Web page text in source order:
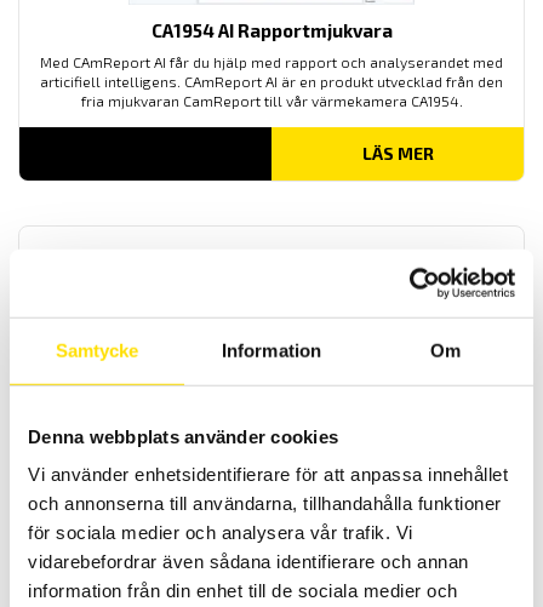
Samtycke Information Om
Denna webbplats använder cookies
Vi använder enhetsidentifierare för att anpassa innehållet
och annonserna till användarna, tillhandahålla funktioner
för sociala medier och analysera vår trafik. Vi
vidarebefordrar även sådana identifierare och annan
information från din enhet till de sociala medier och
CA1954 AI Rapportmjukvara
Med CAmReport AI får du hjälp med rapport och analyserandet med
articifiell intelligens. CAmReport AI är en produkt utvecklad från den
fria mjukvaran CamReport till vår värmekamera CA1954.
LÄS MER
Värmekamera med enkelt handhavande, svensk analysmjukvara
och svenska menyer. Snabb uppstartstid och långt batteritid. IR-
bild, vanlig bild samt bild-i-bild -funktion. Anslut andra instrument
via Bluetooth till värmekamera CA 1954 för att se de uppmätta
storheterna (temperatur, ström, spänning, effekt m.m.) direkt i
värmekamerans display.
15,590.00kr LÄS MER